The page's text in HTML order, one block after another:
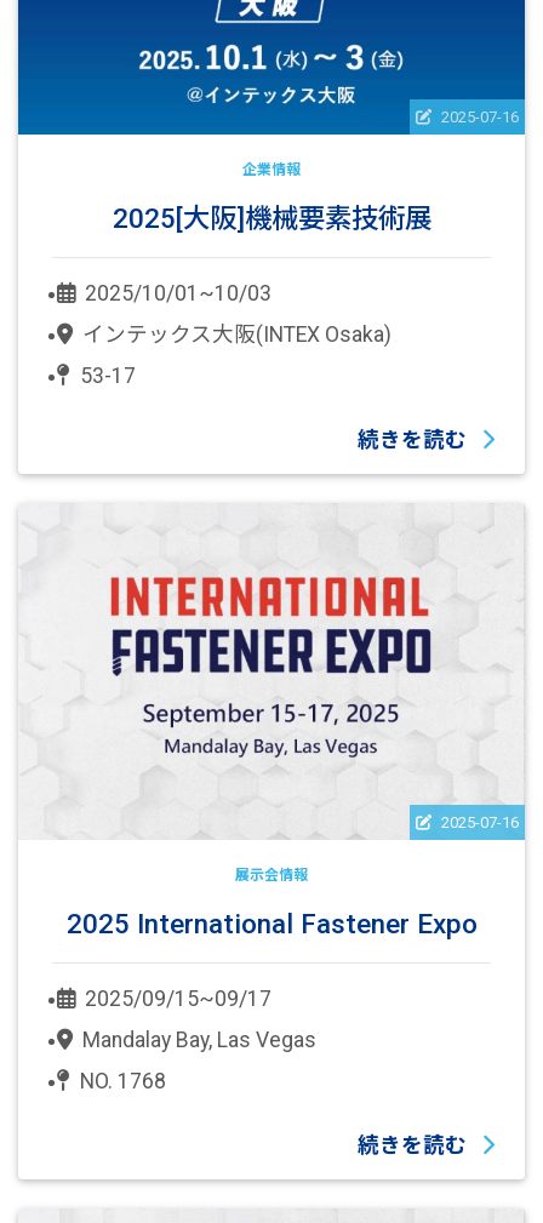
2025-07-16
企業情報
2025[大阪]機械要素技術展
2025/10/01~10/03
インテックス大阪(INTEX Osaka)
53-17
続きを読む
2025-07-16
展示会情報
2025 International Fastener Expo
2025/09/15~09/17
Mandalay Bay, Las Vegas
NO. 1768
続きを読む